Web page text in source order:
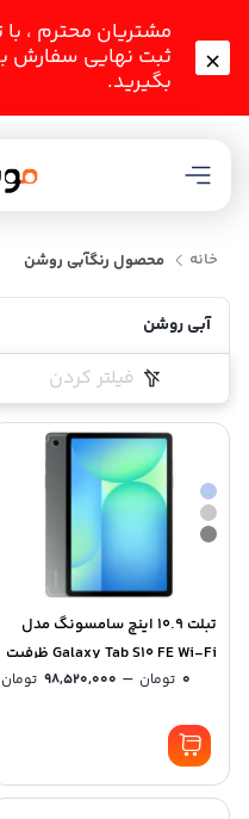
مشتریان محترم ،
ثبت نهایی سفارش
بگیرید.
خانه محصول رنگآبی روشن
آبی روشن
فیلتر کردن
تبلت 10.9 اینچ سامسونگ مدل
Galaxy Tab S10 FE Wi-Fi ظرفیت
0 تومان –
98,520,000 تومان